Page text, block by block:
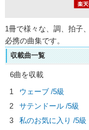
1冊で様々な、調、拍子
必携の曲集です。
収載曲一覧
6曲を収載
1
ウェーブ /5級
2
サテンドール /5級
3
私のお気に入り /5級